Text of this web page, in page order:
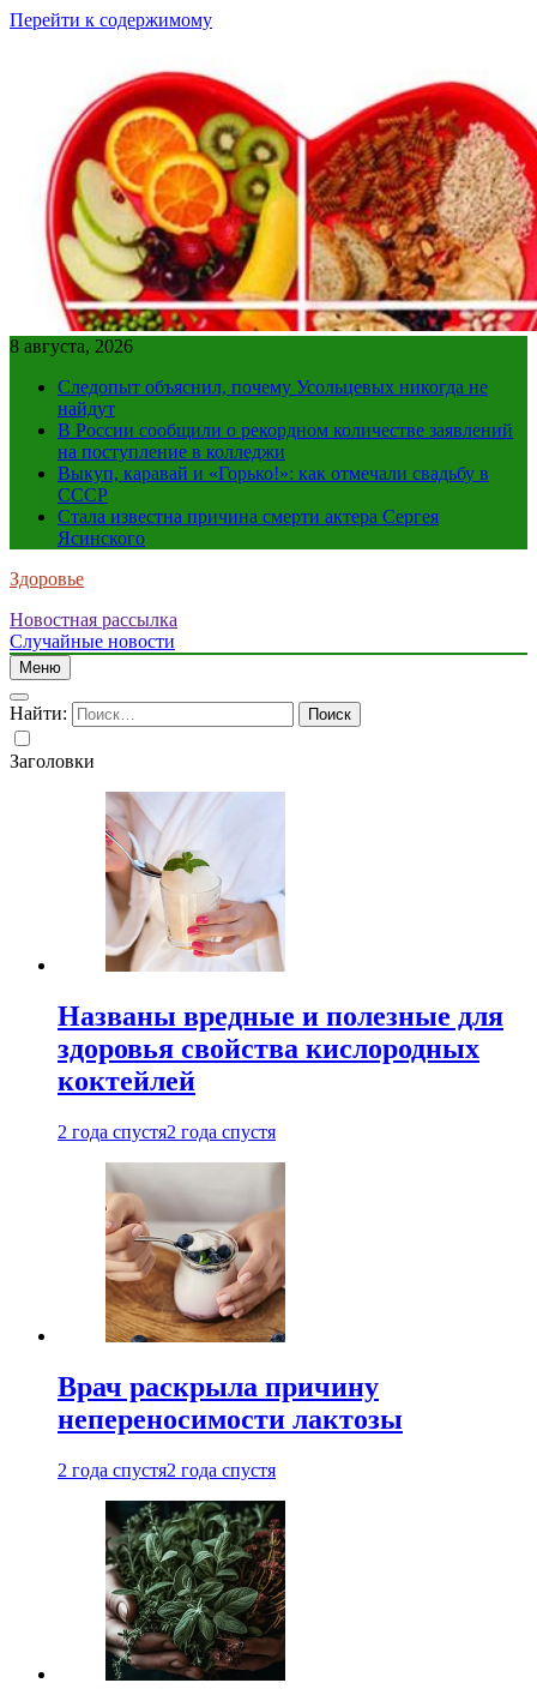
Перейти к содержимому
8 августа, 2026
Следопыт объяснил, почему Усольцевых никогда не
найдут
В России сообщили о рекордном количестве заявлений
на поступление в колледжи
Выкуп, каравай и «Горько!»: как отмечали свадьбу в
СССР
Стала известна причина смерти актера Сергея
Ясинского
Здоровье
Новостная рассылка
Случайные новости
Меню
Найти:
Заголовки
Названы вредные и полезные для
здоровья свойства кислородных
коктейлей
2 года спустя2 года спустя
Врач раскрыла причину
непереносимости лактозы
2 года спустя2 года спустя